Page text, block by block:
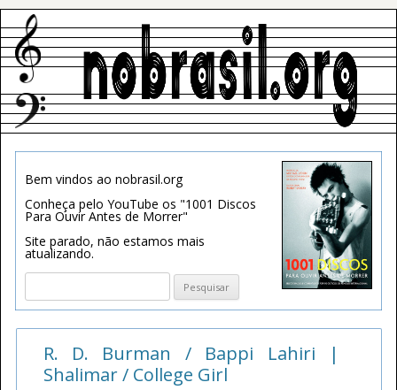
Bem vindos ao nobrasil.org
Conheça pelo YouTube os "1001 Discos
Para Ouvir Antes de Morrer"
Site parado, não estamos mais
atualizando.
Pesquisar
R. D. Burman / Bappi Lahiri |
Shalimar / College Girl